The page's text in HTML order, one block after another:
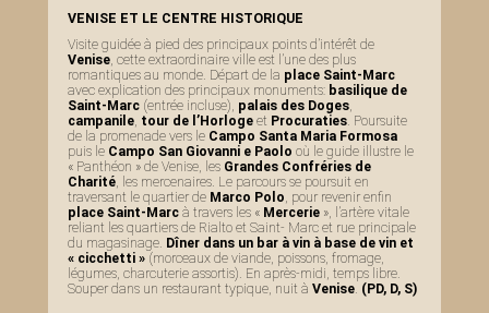
VENISE ET LE CENTRE HISTORIQUE
Visite guidée à pied des principaux points d’intérêt de
Venise, cette extraordinaire ville est l’une des plus
romantiques au monde. Départ de la place Saint-Marc
avec explication des principaux monuments: basilique de
Saint-Marc (entrée incluse), palais des Doges,
campanile, tour de l’Horloge et Procuraties. Poursuite
de la promenade vers le Campo Santa Maria Formosa
puis le Campo San Giovanni e Paolo où le guide illustre le
« Panthéon » de Venise, les Grandes Confréries de
Charité, les mercenaires. Le parcours se poursuit en
traversant le quartier de Marco Polo, pour revenir enfin
place Saint-Marc à travers les « Mercerie », l’artère vitale
reliant les quartiers de Rialto et Saint- Marc et rue principale
du magasinage. Dîner dans un bar à vin à base de vin et
« cicchetti » (morceaux de viande, poissons, fromage,
légumes, charcuterie assortis). En après-midi, temps libre.
Souper dans un restaurant typique, nuit à Venise. (PD, D, S)